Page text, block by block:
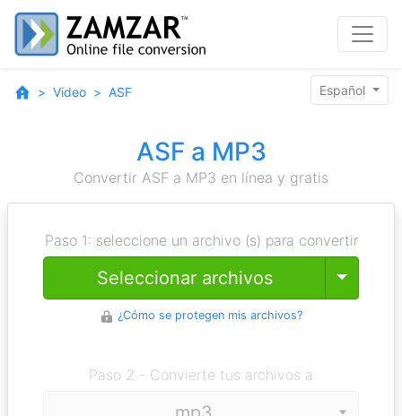
Video ASF Español
ASF a MP3
Convertir ASF a MP3 en línea y gratis
Paso 1: seleccione un archivo (s) para convertir
Seleccionar archivos Toggle
¿Cómo se protegen mis archivos?
Paso 2 - Convierte tus archivos a